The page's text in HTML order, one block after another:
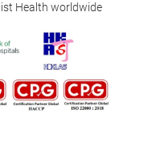
Health worldwide